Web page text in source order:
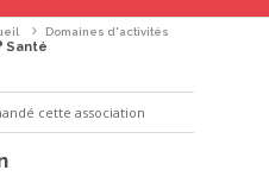
Domaines d'activités
Santé
cette association